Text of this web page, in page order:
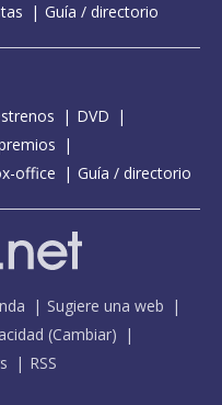
Guía / directorio
DVD
office Guía / directorio
Sugiere una web
(Cambiar)
RSS